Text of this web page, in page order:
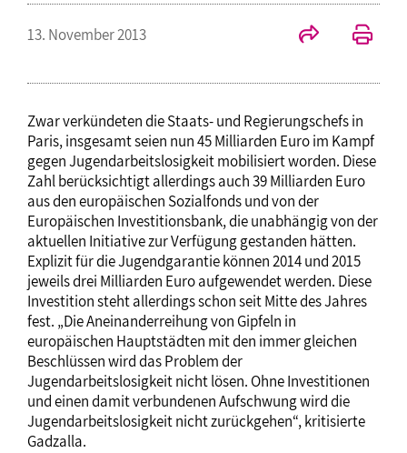
13. November 2013
Zwar verkündeten die Staats- und Regierungschefs in
Paris, insgesamt seien nun 45 Milliarden Euro im Kampf
gegen Jugendarbeitslosigkeit mobilisiert worden. Diese
Zahl berücksichtigt allerdings auch 39 Milliarden Euro
aus den europäischen Sozialfonds und von der
Europäischen Investitionsbank, die unabhängig von der
aktuellen Initiative zur Verfügung gestanden hätten.
Explizit für die Jugendgarantie können 2014 und 2015
jeweils drei Milliarden Euro aufgewendet werden. Diese
Investition steht allerdings schon seit Mitte des Jahres
fest. „Die Aneinanderreihung von Gipfeln in
europäischen Hauptstädten mit den immer gleichen
Beschlüssen wird das Problem der
Jugendarbeitslosigkeit nicht lösen. Ohne Investitionen
und einen damit verbundenen Aufschwung wird die
Jugendarbeitslosigkeit nicht zurückgehen“, kritisierte
Gadzalla.